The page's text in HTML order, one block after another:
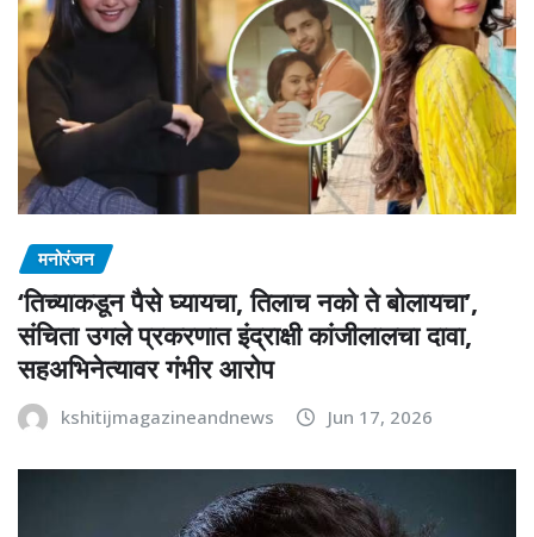
मनोरंजन
‘तिच्याकडून पैसे घ्यायचा, तिलाच नको ते बोलायचा’,
संचिता उगले प्रकरणात इंद्राक्षी कांजीलालचा दावा,
सहअभिनेत्यावर गंभीर आरोप
kshitijmagazineandnews Jun 17, 2026